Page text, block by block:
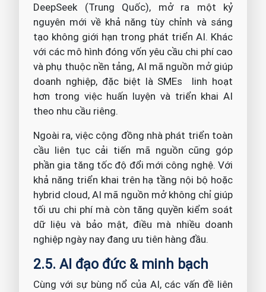
DeepSeek (Trung Quốc), mở ra một kỷ
nguyên mới về khả năng tùy chỉnh và sáng
tạo không giới hạn trong phát triển AI. Khác
với các mô hình đóng vốn yêu cầu chi phí cao
và phụ thuộc nền tảng, AI mã nguồn mở giúp
doanh nghiệp, đặc biệt là SMEs linh hoạt
hơn trong việc huấn luyện và triển khai AI
theo nhu cầu riêng.
Ngoài ra, việc cộng đồng nhà phát triển toàn
cầu liên tục cải tiến mã nguồn cũng góp
phần gia tăng tốc độ đổi mới công nghệ. Với
khả năng triển khai trên hạ tầng nội bộ hoặc
hybrid cloud, AI mã nguồn mở không chỉ giúp
tối ưu chi phí mà còn tăng quyền kiểm soát
dữ liệu và bảo mật, điều mà nhiều doanh
nghiệp ngày nay đang ưu tiên hàng đầu.
2.5. AI đạo đức & minh bạch
Cùng với sự bùng nổ của AI, các vấn đề liên